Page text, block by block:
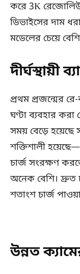
করে 3K
ডিভাইসের দাম
মডেলের চেয়ে
দীর্ঘস্থায়ী
প্রথম প্রজন্মের
ঘণ্টা ব্যবহার করা
সময় বেড়ে হয়েছে
শক্তিশালী
চার্জ সংরক্ষণ
অনেক বেশি। দ্রুত
শতাংশ চার্জ
উন্নত